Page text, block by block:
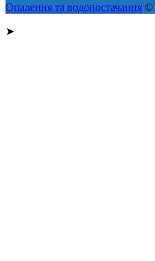
Опалення та водопостачання ©
➤